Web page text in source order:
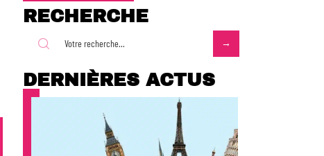
RECHERCHE
DERNIÈRES ACTUS